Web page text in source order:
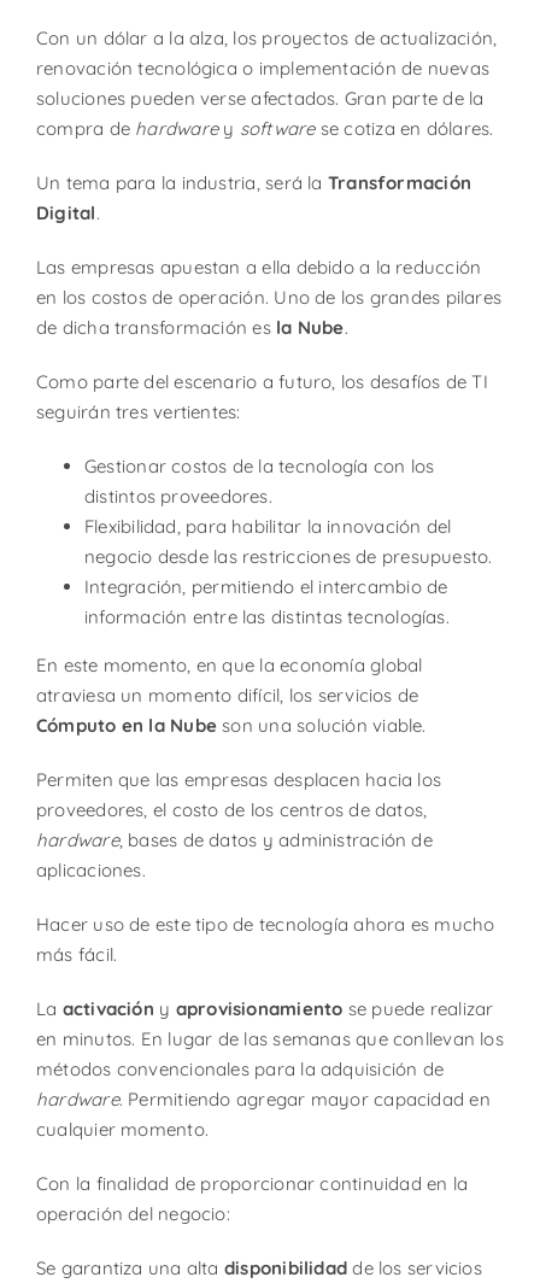
Con un dólar a la alza, los proyectos de actualización,
renovación tecnológica o implementación de nuevas
soluciones pueden verse afectados. Gran parte de la
compra de hardwarey softwarese cotiza en dólares.
Un tema para la industria, será la Transformación
Digital.
Las empresas apuestan a ella debido a la reducción
en los costos de operación. Uno de los grandes pilares
de dicha transformación es la Nube.
Como parte del escenario a futuro, los desafíos de TI
seguirán tres vertientes:
Gestionar costos de la tecnología con los
distintos proveedores.
Flexibilidad, para habilitar la innovación del
negocio desde las restricciones de presupuesto.
Integración, permitiendo el intercambio de
información entre las distintas tecnologías.
En este momento, en que la economía global
atraviesa un momento difícil, los servicios de
Cómputo en la Nube son una solución viable.
Permiten que las empresas desplacen hacia los
proveedores, el costo de los centros de datos,
hardware, bases de datos y administración de
aplicaciones.
Hacer uso de este tipo de tecnología ahora es mucho
más fácil.
La activación y aprovisionamiento se puede realizar
en minutos. En lugar de las semanas que conllevan los
métodos convencionales para la adquisición de
hardware. Permitiendo agregar mayor capacidad en
cualquier momento.
Con la finalidad de proporcionar continuidad en la
operación del negocio:
Se garantiza una alta disponibilidad de los servicios